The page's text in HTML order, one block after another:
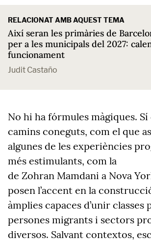
RELACIONAT AMB AQUEST TEMA
Així seran les primàries de
per a les municipals del 2027:
funcionament
Judit Castaño
No hi ha fórmules màgiques.
camins coneguts, com el que
algunes de les experiències
més estimulants, com la
de Zohran Mamdani a Nova
posen l’accent en la
àmplies capaces d’unir classes
persones migrants i sectors
diversos. Salvant contextos,